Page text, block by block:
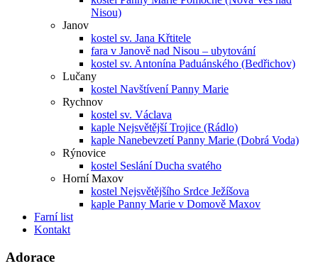
Nisou)
Janov
kostel sv. Jana Křtitele
fara v Janově nad Nisou – ubytování
kostel sv. Antonína Paduánského (Bedřichov)
Lučany
kostel Navštívení Panny Marie
Rychnov
kostel sv. Václava
kaple Nejsvětější Trojice (Rádlo)
kaple Nanebevzetí Panny Marie (Dobrá Voda)
Rýnovice
kostel Seslání Ducha svatého
Horní Maxov
kostel Nejsvětějšího Srdce Ježíšova
kaple Panny Marie v Domově Maxov
Farní list
Kontakt
Adorace